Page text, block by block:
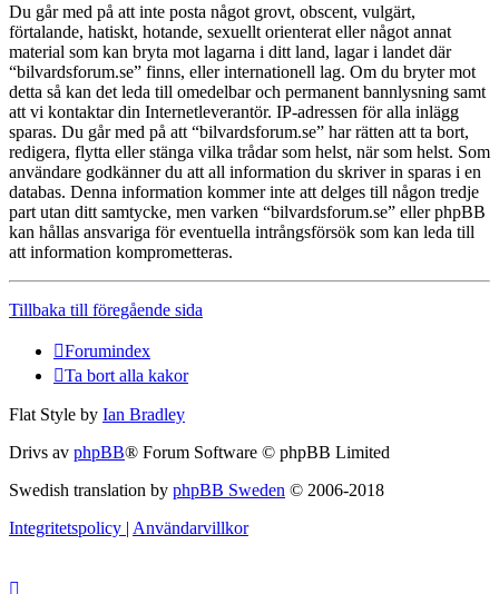
Du går med på att inte posta något grovt, obscent, vulgärt,
förtalande, hatiskt, hotande, sexuellt orienterat eller något annat
material som kan bryta mot lagarna i ditt land, lagar i landet där
“bilvardsforum.se” finns, eller internationell lag. Om du bryter mot
detta så kan det leda till omedelbar och permanent bannlysning samt
att vi kontaktar din Internetleverantör. IP-adressen för alla inlägg
sparas. Du går med på att “bilvardsforum.se” har rätten att ta bort,
redigera, flytta eller stänga vilka trådar som helst, när som helst. Som
användare godkänner du att all information du skriver in sparas i en
databas. Denna information kommer inte att delges till någon tredje
part utan ditt samtycke, men varken “bilvardsforum.se” eller phpBB
kan hållas ansvariga för eventuella intrångsförsök som kan leda till
att information komprometteras.
Tillbaka till föregående sida
Forumindex
Ta bort alla kakor
Flat Style by Ian Bradley
Drivs av phpBB® Forum Software © phpBB Limited
Swedish translation by phpBB Sweden © 2006-2018
Integritetspolicy | Användarvillkor